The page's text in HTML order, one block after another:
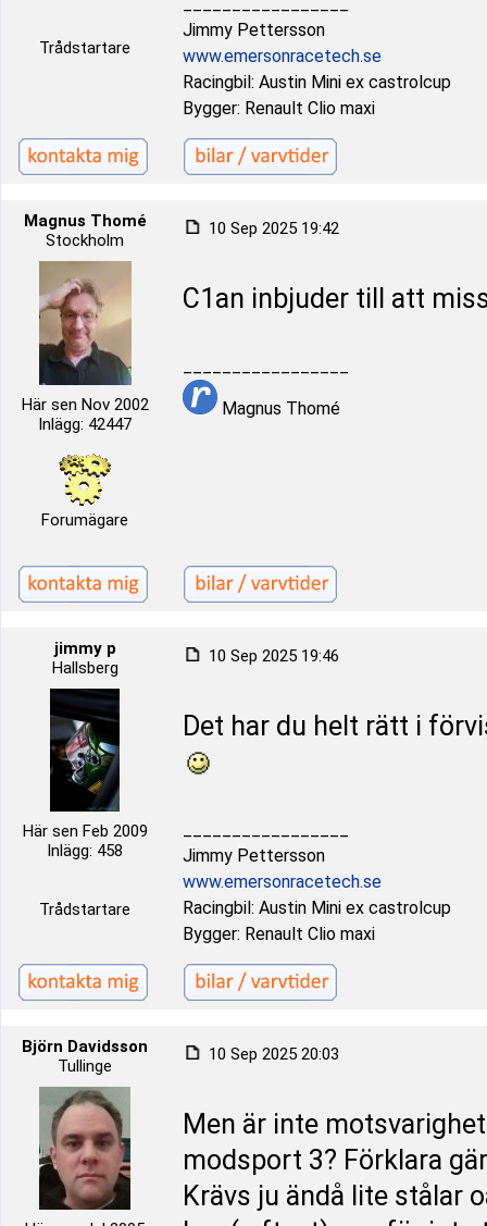
Trådstartare
Jimmy Pettersson
www.emersonracetech.se
Racingbil: Austin Mini ex castrolcup
Bygger: Renault Clio maxi
Magnus Thomé
Stockholm
Här sen Nov 2002
Inlägg: 42447
Forumägare
10 Sep 2025 19:42
C1an inbjuder till att
Magnus Thomé
jimmy p
Hallsberg
Här sen Feb 2009
Inlägg: 458
Trådstartare
10 Sep 2025 19:46
Det har du helt rätt i
Jimmy Pettersson
www.emersonracetech.se
Racingbil: Austin Mini ex castrolcup
Bygger: Renault Clio maxi
Björn Davidsson
Tullinge
10 Sep 2025 20:03
Men är inte
modsport 3? Förklara
Krävs ju ändå lite stålar